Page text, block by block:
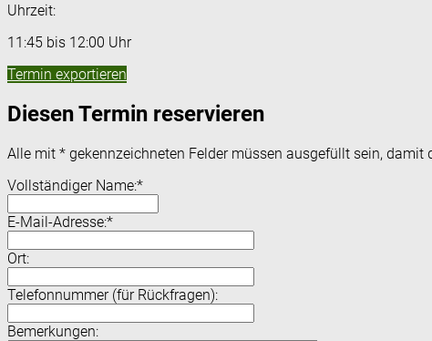
Uhrzeit:
11:45 bis 12:00 Uhr
Termin exportieren
Diesen Termin reservieren
Alle mit * gekennzeichneten Felder müssen ausgefüllt sein, damit
Vollständiger Name:*
E-Mail-Adresse:*
Ort:
Telefonnummer (für Rückfragen):
Bemerkungen: